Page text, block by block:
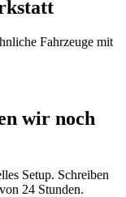
Fahrzeuge mit
wir noch
Setup. Schreiben
24 Stunden.